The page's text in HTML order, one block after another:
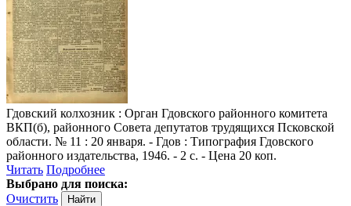
Гдовский колхозник : Орган Гдовского районного комитета
ВКП(б), районного Совета депутатов трудящихся Псковской
области. № 11 : 20 января. - Гдов : Типография Гдовского
районного издательства, 1946. - 2 с. - Цена 20 коп.
Читать Подробнее
Выбрано для поиска:
Очистить